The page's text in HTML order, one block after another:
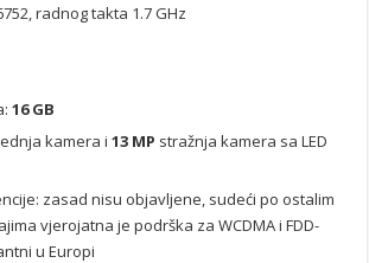
radnog takta 1.7 GHz
16 GB
kamera i13 MP stražnja kamera sa LED
zasad nisu objavljene, sudeći po ostalim
vjerojatna je podrška za WCDMA i FDD-
u Europi